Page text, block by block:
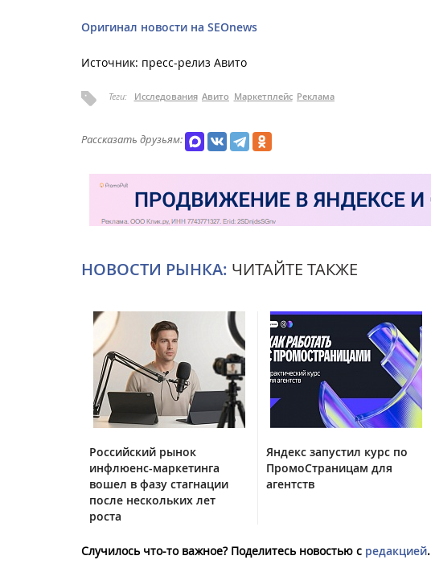
Оригинал новости на SEOnews
Источник: пресс-релиз Авито
Теги: Исследования Авито Маркетплейс Реклама
Рассказать друзьям:
НОВОСТИ РЫНКА: ЧИТАЙТЕ ТАКЖЕ
Российский рынок
инфлюенс-маркетинга
вошел в фазу стагнации
после нескольких лет
роста
Яндекс запустил курс по
ПромоСтраницам для
агентств
Случилось что-то важное? Поделитесь новостью с редакцией.